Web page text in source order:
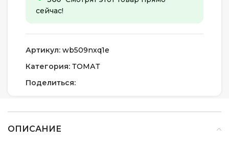
сейчас!
Артикул: wb509nxq1e
Категория: ТОМАТ
Поделиться:
ОПИСАНИЕ